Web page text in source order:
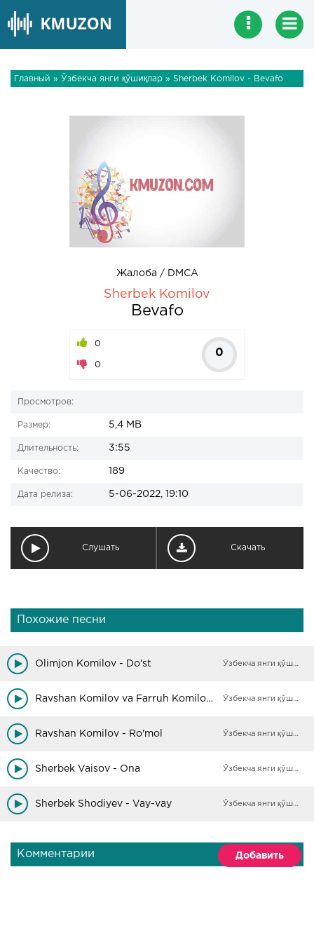
Главный » Ўзбекча янги қўшиқлар » Sherbek Komilov - Bevafo
Жалоба / DMCA
Sherbek Komilov
Bevafo
0
0
0
Просмотров:
Размер: 5,4 MB
Длительность: 3:55
Качество: 189
Дата релиза: 5-06-2022, 19:10
Слушать Скачать
Похожие песни
Olimjon Komilov - Do'st Ўзбекча янги қўшиқлар
Ravshan Komilov va Farruh Komilov - Muqaddas ayol Ўзбекча янги қўшиқлар
Ravshan Komilov - Ro'mol Ўзбекча янги қўшиқлар
Sherbek Vaisov - Ona Ўзбекча янги қўшиқлар
Sherbek Shodiyev - Vay-vay Ўзбекча янги қўшиқлар
Комментарии Добавить